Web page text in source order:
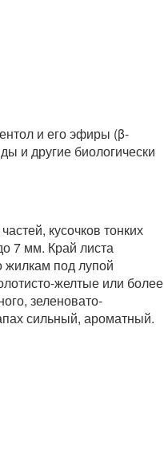
и его эфиры (β-
и другие биологически
кусочков тонких
7 мм. Край листа
жилкам под лупой
желтые или более
зеленовато-
сильный, ароматный.